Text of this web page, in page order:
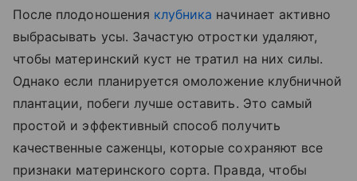
После плодоношения клубника начинает активно
выбрасывать усы. Зачастую отростки удаляют,
чтобы материнский куст не тратил на них силы.
Однако если планируется омоложение клубничной
плантации, побеги лучше оставить. Это самый
простой и эффективный способ получить
качественные саженцы, которые сохраняют все
признаки материнского сорта. Правда, чтобы